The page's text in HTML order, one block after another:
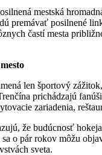
mestská
premávať posilnené
častí mesta
len športový
prichádzajú
zariadenia,
že budúcnosť
o pár rokov môžu
sveta.